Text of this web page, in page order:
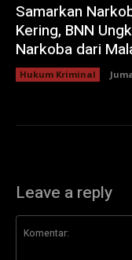
Samarkan
Kering, BNN
Narkoba dari
Hukum Kriminal
Leave a reply